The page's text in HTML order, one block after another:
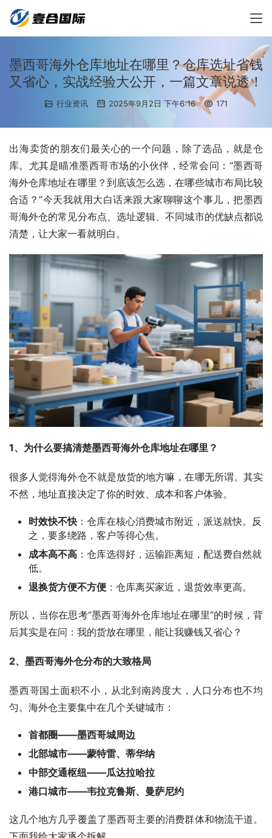
墨西哥海外仓库地址在哪里？仓库选址省钱
又省心，实战经验大公开，一篇文章说透！
行业资讯 2025年9月2日 下午6:16 171
出海卖货的朋友们最关心的一个问题，除了选品，就是仓
库。尤其是瞄准墨西哥市场的小伙伴，经常会问：“墨西哥
海外仓库地址在哪里？到底该怎么选，在哪些城市布局比较
合适？”今天我就用大白话来跟大家聊聊这个事儿，把墨西
哥海外仓的常见分布点、选址逻辑、不同城市的优缺点都说
清楚，让大家一看就明白。
1、为什么要搞清楚墨西哥海外仓库地址在哪里？
很多人觉得海外仓不就是放货的地方嘛，在哪无所谓。其实
不然，地址直接决定了你的时效、成本和客户体验。
时效快不快 ：仓库在核心消费城市附近，派送就快。反
之，要多绕路，客户等得心焦。
成本高不高 ：仓库选得好，运输距离短，配送费自然就
低。
退换货方便不方便 ：仓库离买家近，退货效率更高。
所以，当你在思考“墨西哥海外仓库地址在哪里”的时候，背
后其实是在问：我的货放在哪里，能让我赚钱又省心？
2、墨西哥海外仓分布的大致格局
墨西哥国土面积不小，从北到南跨度大，人口分布也不均
匀。海外仓主要集中在几个关键城市：
首都圈——墨西哥城周边
北部城市——蒙特雷、蒂华纳
中部交通枢纽——瓜达拉哈拉
港口城市——韦拉克鲁斯、曼萨尼约
这几个地方几乎覆盖了墨西哥主要的消费群体和物流干道。